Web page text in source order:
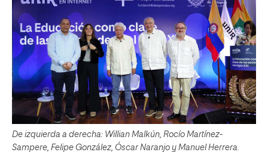
De izquierda a derecha: Willian Malkún, Rocío Martínez-
Sampere, Felipe González, Óscar Naranjo y Manuel Herrera.